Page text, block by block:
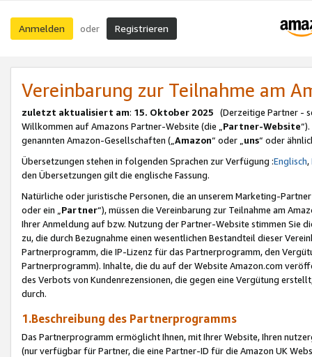
Anmelden oder Registrieren
Vereinbarung zur Teilnahme am
zuletzt aktualisiert am: 15. Oktober 2025 (Derzeitige Partner -
Willkommen auf Amazons Partner-Website (die „Partner-Website
genannten Amazon-Gesellschaften („Amazon“ oder „uns“ oder
Übersetzungen stehen in folgenden Sprachen zur Verfügung :Englisch,
den Übersetzungen gilt die englische Fassung.
Natürliche oder juristische Personen, die an unserem Marketing-
oder ein „Partner“), müssen die Vereinbarung zur Teilnahme am
Ihrer Anmeldung auf bzw. Nutzung der Partner-Website stimmen Sie
zu, die durch Bezugnahme einen wesentlichen Bestandteil dieser
Partnerprogramm, die IP-Lizenz für das Partnerprogramm, den
Partnerprogramm). Inhalte, die du auf der Website Amazon.com
des Verbots von Kundenrezensionen, die gegen eine Vergütung
durch.
1.Beschreibung des Partnerprogramms
Das Partnerprogramm ermöglicht Ihnen, mit Ihrer Website, Ihren
(nur verfügbar für Partner, die eine Partner-ID für die Amazon UK